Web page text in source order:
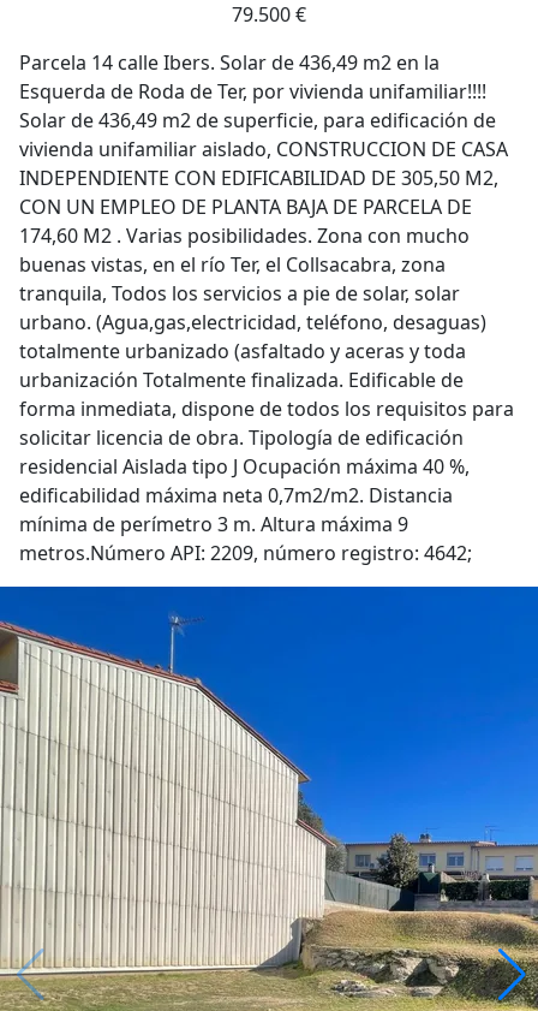
79.500 €
Parcela 14 calle Ibers. Solar de 436,49 m2 en la
Esquerda de Roda de Ter, por vivienda unifamiliar!!!!
Solar de 436,49 m2 de superficie, para edificación de
vivienda unifamiliar aislado, CONSTRUCCION DE CASA
INDEPENDIENTE CON EDIFICABILIDAD DE 305,50 M2,
CON UN EMPLEO DE PLANTA BAJA DE PARCELA DE
174,60 M2 . Varias posibilidades. Zona con mucho
buenas vistas, en el río Ter, el Collsacabra, zona
tranquila, Todos los servicios a pie de solar, solar
urbano. (Agua,gas,electricidad, teléfono, desaguas)
totalmente urbanizado (asfaltado y aceras y toda
urbanización Totalmente finalizada. Edificable de
forma inmediata, dispone de todos los requisitos para
solicitar licencia de obra. Tipología de edificación
residencial Aislada tipo J Ocupación máxima 40 %,
edificabilidad máxima neta 0,7m2/m2. Distancia
mínima de perímetro 3 m. Altura máxima 9
metros.Número API: 2209, número registro: 4642;